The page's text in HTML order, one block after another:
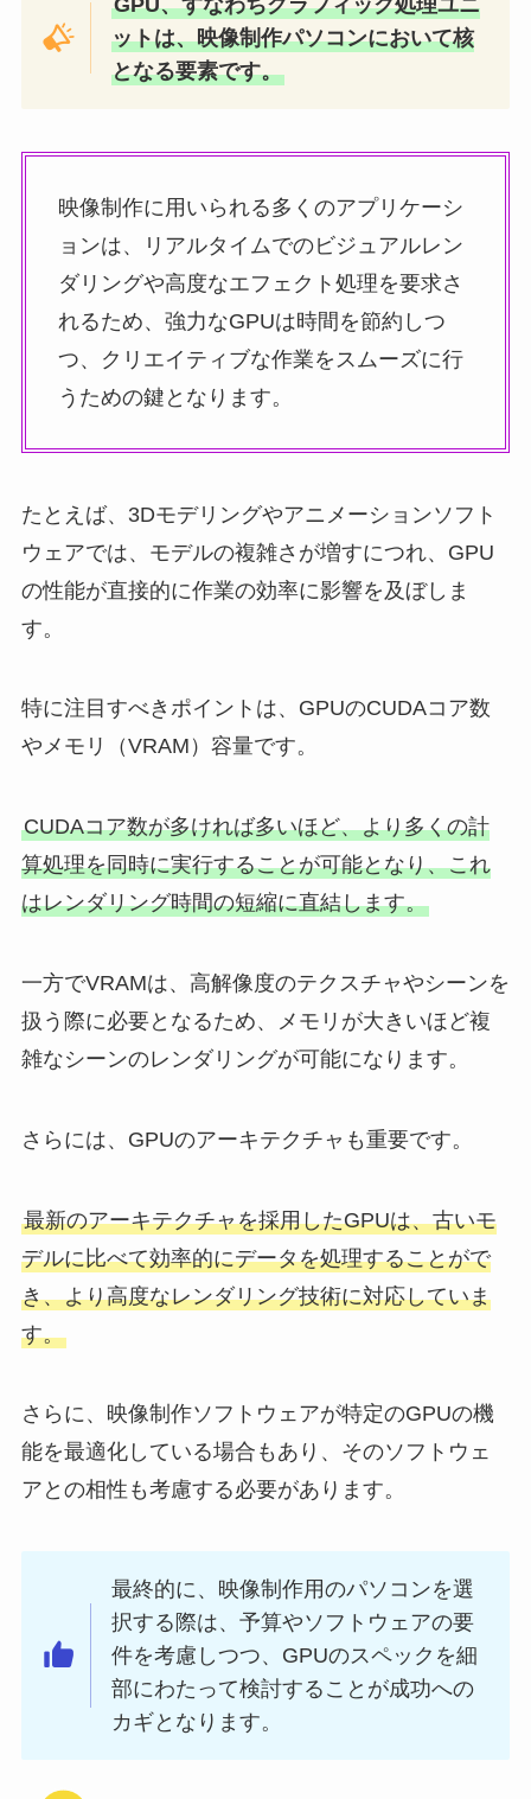
GPU、すなわちグラフィック処理ユニ
ットは、映像制作パソコンにおいて核
となる要素です。
映像制作に用いられる多くのアプリケーシ
ョンは、リアルタイムでのビジュアルレン
ダリングや高度なエフェクト処理を要求さ
れるため、強力なGPUは時間を節約しつ
つ、クリエイティブな作業をスムーズに行
うための鍵となります。
たとえば、3Dモデリングやアニメーションソフト
ウェアでは、モデルの複雑さが増すにつれ、GPU
の性能が直接的に作業の効率に影響を及ぼしま
す。
特に注目すべきポイントは、GPUのCUDAコア数
やメモリ（VRAM）容量です。
CUDAコア数が多ければ多いほど、より多くの計
算処理を同時に実行することが可能となり、これ
はレンダリング時間の短縮に直結します。
一方でVRAMは、高解像度のテクスチャやシーンを
扱う際に必要となるため、メモリが大きいほど複
雑なシーンのレンダリングが可能になります。
さらには、GPUのアーキテクチャも重要です。
最新のアーキテクチャを採用したGPUは、古いモ
デルに比べて効率的にデータを処理することがで
き、より高度なレンダリング技術に対応していま
す。
さらに、映像制作ソフトウェアが特定のGPUの機
能を最適化している場合もあり、そのソフトウェ
アとの相性も考慮する必要があります。
最終的に、映像制作用のパソコンを選
択する際は、予算やソフトウェアの要
件を考慮しつつ、GPUのスペックを細
部にわたって検討することが成功への
カギとなります。